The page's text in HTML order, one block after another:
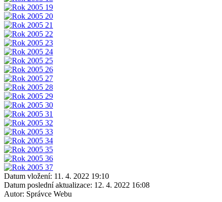
Datum vložení: 11. 4. 2022 19:10
Datum poslední aktualizace: 12. 4. 2022 16:08
Autor: Správce Webu